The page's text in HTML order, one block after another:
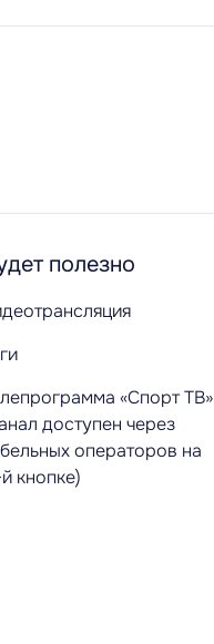
полезно
«Спорт ТВ»
доступен через
операторов на
й кнопке)